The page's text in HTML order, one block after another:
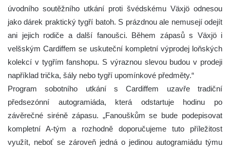
úvodního soutěžního utkání proti švédskému Växjö odnesou
jako dárek praktický tygří batoh. S prázdnou ale nemusejí odejít
ani jejich rodiče a další fanoušci. Během zápasů s Växjö i
velšským Cardiffem se uskuteční kompletní výprodej loňských
kolekcí v tygřím fanshopu. S výraznou slevou budou v prodeji
například trička, šály nebo tygří upomínkové předměty.“
Program sobotního utkání s Cardiffem uzavře tradiční
předsezónní autogramiáda, která odstartuje hodinu po
závěrečné siréně zápasu. „Fanouškům se bude podepisovat
kompletní A-tým a rozhodně doporučujeme tuto příležitost
využít, neboť se zároveň jedná o jedinou autogramiádu týmu